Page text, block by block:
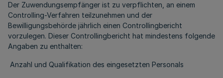
Der Zuwendungsempfänger ist zu verpflichten, an einem
Controlling-Verfahren teilzunehmen und der
Bewilligungsbehörde jährlich einen Controllingbericht
vorzulegen. Dieser Controllingbericht hat mindestens folgende
Angaben zu enthalten:
Anzahl und Qualifikation des eingesetzten Personals